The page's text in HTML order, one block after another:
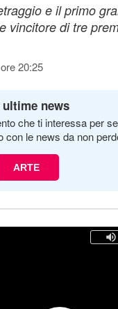
e il primo
vincitore di tre
20:25
news
che ti interessa per
con le news da non
ARTE